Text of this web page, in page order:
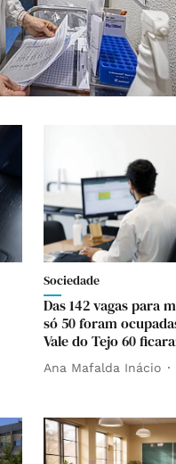
Sociedade
Das 142 vagas para
só 50 foram
Vale do Tejo 60
Ana Mafalda Inácio